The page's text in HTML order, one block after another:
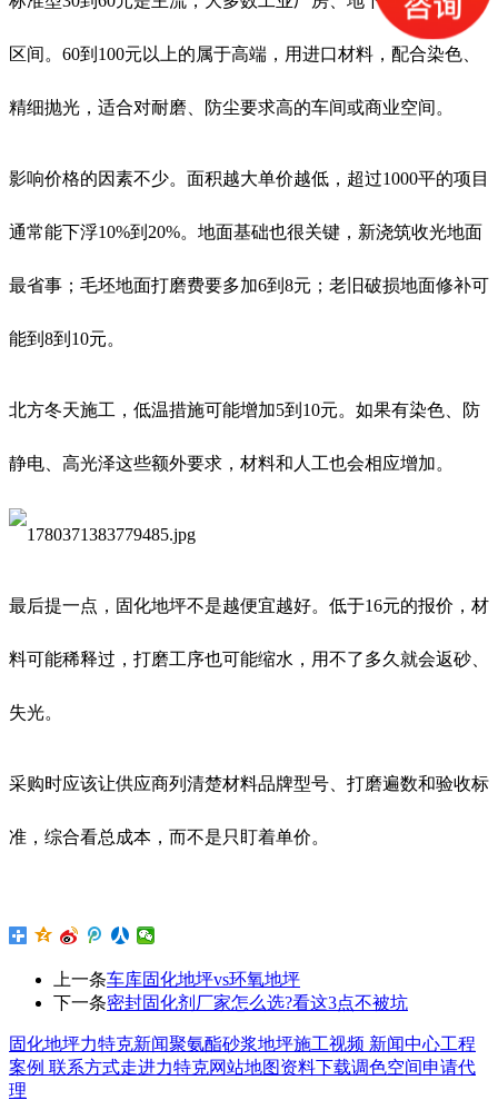
区间。60到100元以上的属于高端，用进口材料，配合染色、
精细抛光，适合对耐磨、防尘要求高的车间或商业空间。
影响价格的因素不少。面积越大单价越低，超过1000平的项目
通常能下浮10%到20%。地面基础也很关键，新浇筑收光地面
最省事；毛坯地面打磨费要多加6到8元；老旧破损地面修补可
能到8到10元。
北方冬天施工，低温措施可能增加5到10元。如果有染色、防
静电、高光泽这些额外要求，材料和人工也会相应增加。
最后提一点，固化地坪不是越便宜越好。低于16元的报价，材
料可能稀释过，打磨工序也可能缩水，用不了多久就会返砂、
失光。
采购时应该让供应商列清楚材料品牌型号、打磨遍数和验收标
准，综合看总成本，而不是只盯着单价。
上一条车库固化地坪vs环氧地坪
下一条密封固化剂厂家怎么选?看这3点不被坑
固化地坪力特克新闻聚氨酯砂浆地坪施工视频 新闻中心工程
案例 联系方式走进力特克网站地图资料下载调色空间申请代
理